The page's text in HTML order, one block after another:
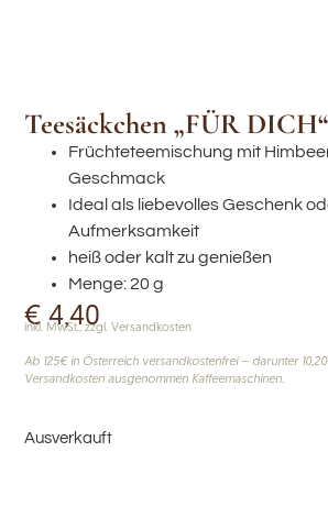
Teesäckchen „FÜR DICH“
Früchteteemischung mit
Geschmack
Ideal als liebevolles Geschenk
Aufmerksamkeit
heiß oder kalt zu genießen
Menge: 20 g
€ 4,40
inkl. MwSt., zzgl. Versandkosten
Ab 125€ in Österreich versandkostenfrei – darunter
Versandkosten ausgenommen Kaffeemaschinen.
Ausverkauft